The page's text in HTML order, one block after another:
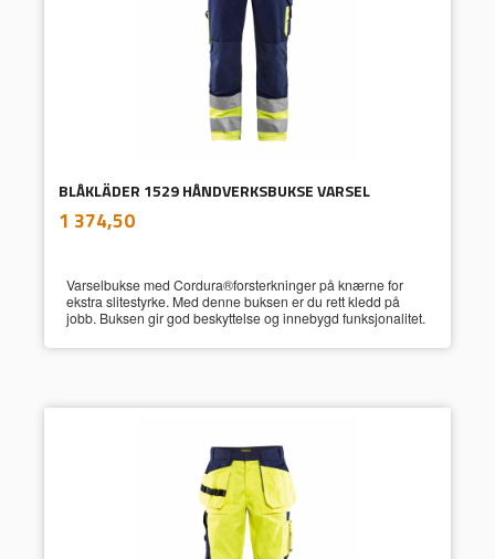
BLÅKLÄDER 1529 HÅNDVERKSBUKSE VARSEL
Pris
1 374,50mva.
Varselbukse med Cordura®forsterkninger på knærne for
ekstra slitestyrke. Med denne buksen er du rett kledd på
jobb. Buksen gir god beskyttelse og innebygd funksjonalitet.